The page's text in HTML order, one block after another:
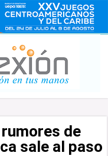
de
sale al paso